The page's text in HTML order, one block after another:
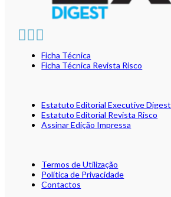
Ficha Técnica
Ficha Técnica Revista Risco
Estatuto Editorial Executive Digest
Estatuto Editorial Revista Risco
Assinar Edição Impressa
Termos de Utilização
Política de Privacidade
Contactos